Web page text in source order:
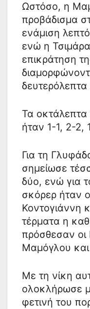
Ωστόσο, η
προβάδισμα
ενάμιση
ενώ η
επικράτηση
Τα
ήταν 1-1, 2-2,
Για τη
σημείωσε
δύο, ενώ για
σκόρερ ήταν
Κοντογιάννη
τέρματα η
πρόσθεσαν
Μαμόγλου
Με τη νίκη
ολοκλήρωσε
φετινή του